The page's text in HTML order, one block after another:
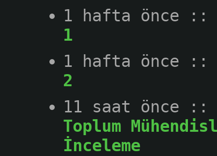
1 hafta önce
1
1 hafta önce
2
11 saat önce
Toplum
İnceleme